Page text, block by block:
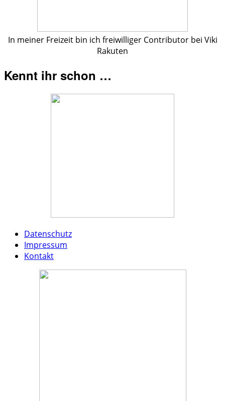
In meiner Freizeit bin ich freiwilliger Contributor bei Viki
Rakuten
Kennt ihr schon …
Datenschutz
Impressum
Kontakt